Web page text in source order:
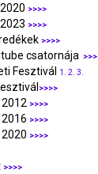
>>>>
>>>>
>>>>
csatornája >>>
Fesztivál 1. 2. 3.
>>>>
>>>>
>>>>
>>>>
>>>>